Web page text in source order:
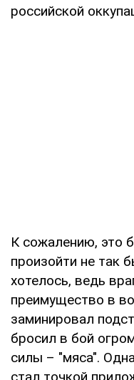
российской
К сожалению, это
произойти не так
хотелось, ведь
преимущество в
заминировал
бросил в бой
силы – "мяса".
стал точкой